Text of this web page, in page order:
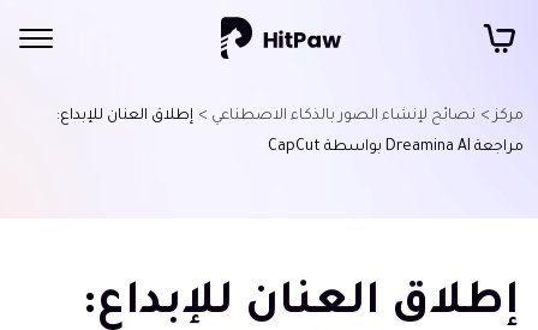
مركز > نصائح لإنشاء الصور بالذكاء الاصطناعي > إطلاق العنان للإبداع:
مراجعة Dreamina AI بواسطة CapCut
إطلاق العنان للإبداع: